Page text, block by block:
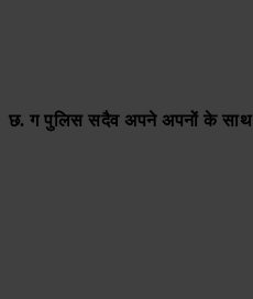
छ. ग पुलिस सदैव अपने अपनों के साथ